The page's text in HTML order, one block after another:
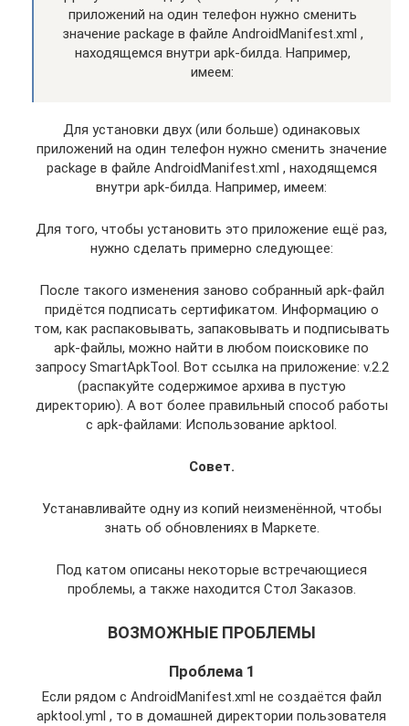
приложений на один телефон нужно сменить
значение package в файле AndroidManifest.xml ,
находящемся внутри apk-билда. Например,
имеем:
Для установки двух (или больше) одинаковых
приложений на один телефон нужно сменить значение
package в файле AndroidManifest.xml , находящемся
внутри apk-билда. Например, имеем:
Для того, чтобы установить это приложение ещё раз,
нужно сделать примерно следующее:
После такого изменения заново собранный apk-файл
придётся подписать сертификатом. Информацию о
том, как распаковывать, запаковывать и подписывать
apk-файлы, можно найти в любом поисковике по
запросу SmartApkTool. Вот ссылка на приложение: v.2.2
(распакуйте содержимое архива в пустую
директорию). А вот более правильный способ работы
с apk-файлами: Использование apktool.
Совет.
Устанавливайте одну из копий неизменённой, чтобы
знать об обновлениях в Маркете.
Под катом описаны некоторые встречающиеся
проблемы, а также находится Стол Заказов.
ВОЗМОЖНЫЕ ПРОБЛЕМЫ
Проблема 1
Если рядом с AndroidManifest.xml не создаётся файл
apktool.yml , то в домашней директории пользователя